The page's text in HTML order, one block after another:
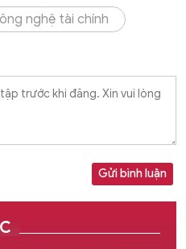
nghệ tài chính
Gửi bình luận